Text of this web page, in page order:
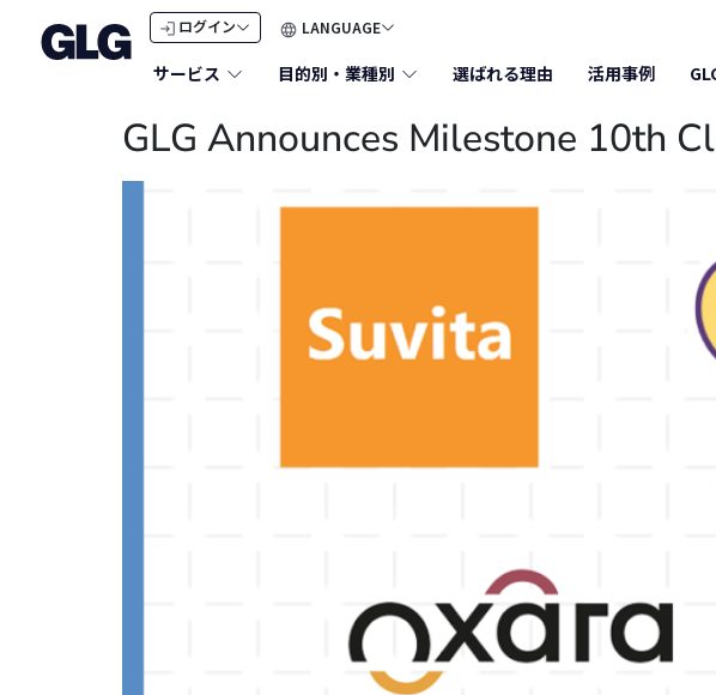
ログイン LANGUAGE
サービス 目的別・業種別 選ばれる理由 活用事例
GLG Announces Milestone 10th